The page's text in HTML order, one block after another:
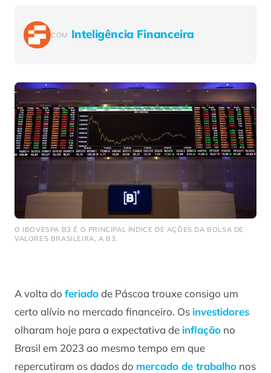
COM Inteligência Financeira
O IBOVESPA B3 É O PRINCIPAL ÍNDICE DE AÇÕES DA BOLSA DE
VALORES BRASILEIRA, A B3.
A volta do feriadode Páscoa trouxe consigo um
certo alívio no mercado financeiro. Os investidores
olharam hoje para a expectativa de inflação no
Brasil em 2023 ao mesmo tempo em que
repercutiram os dados do mercado de trabalho nos